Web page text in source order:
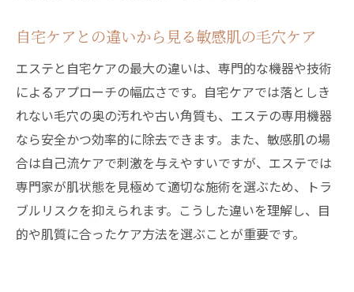
自宅ケアとの違いから見る敏感肌の毛穴ケア
エステと自宅ケアの最大の違いは、専門的な機器や技術
によるアプローチの幅広さです。自宅ケアでは落としき
れない毛穴の奥の汚れや古い角質も、エステの専用機器
なら安全かつ効率的に除去できます。また、敏感肌の場
合は自己流ケアで刺激を与えやすいですが、エステでは
専門家が肌状態を見極めて適切な施術を選ぶため、トラ
ブルリスクを抑えられます。こうした違いを理解し、目
的や肌質に合ったケア方法を選ぶことが重要です。